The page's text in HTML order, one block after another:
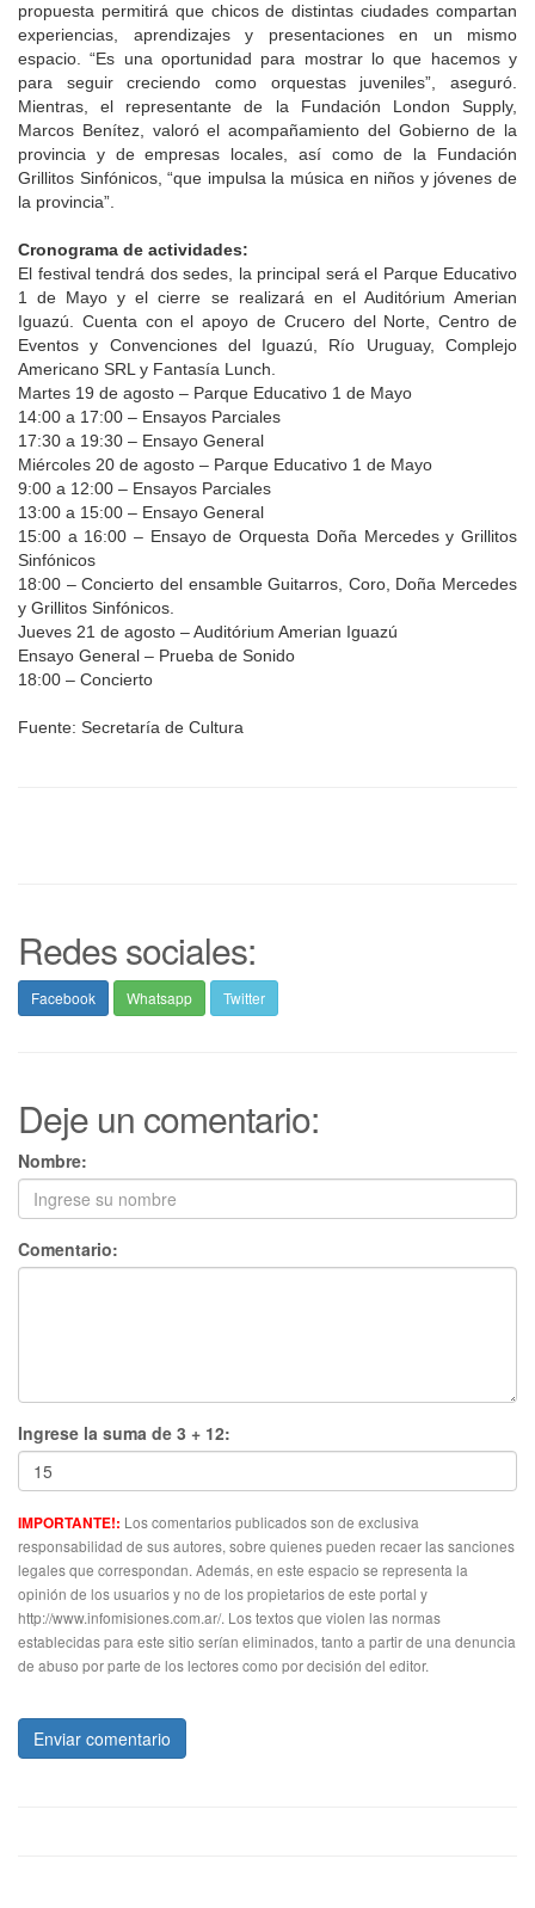
propuesta permitirá que chicos de distintas ciudades compartan
experiencias, aprendizajes y presentaciones en un mismo
espacio. “Es una oportunidad para mostrar lo que hacemos y
para seguir creciendo como orquestas juveniles”, aseguró.
Mientras, el representante de la Fundación London Supply,
Marcos Benítez, valoró el acompañamiento del Gobierno de la
provincia y de empresas locales, así como de la Fundación
Grillitos Sinfónicos, “que impulsa la música en niños y jóvenes de
la provincia”.
Cronograma de actividades:
El festival tendrá dos sedes, la principal será el Parque Educativo
1 de Mayo y el cierre se realizará en el Auditórium Amerian
Iguazú. Cuenta con el apoyo de Crucero del Norte, Centro de
Eventos y Convenciones del Iguazú, Río Uruguay, Complejo
Americano SRL y Fantasía Lunch.
Martes 19 de agosto – Parque Educativo 1 de Mayo
14:00 a 17:00 – Ensayos Parciales
17:30 a 19:30 – Ensayo General
Miércoles 20 de agosto – Parque Educativo 1 de Mayo
9:00 a 12:00 – Ensayos Parciales
13:00 a 15:00 – Ensayo General
15:00 a 16:00 – Ensayo de Orquesta Doña Mercedes y Grillitos
Sinfónicos
18:00 – Concierto del ensamble Guitarros, Coro, Doña Mercedes
y Grillitos Sinfónicos.
Jueves 21 de agosto – Auditórium Amerian Iguazú
Ensayo General – Prueba de Sonido
18:00 – Concierto
Fuente: Secretaría de Cultura
Redes sociales:
Facebook Whatsapp Twitter
Deje un comentario:
Nombre:
Comentario:
Ingrese la suma de 3 + 12:
IMPORTANTE!: Los comentarios publicados son de exclusiva
responsabilidad de sus autores, sobre quienes pueden recaer las sanciones
legales que correspondan. Además, en este espacio se representa la
opinión de los usuarios y no de los propietarios de este portal y
http://www.infomisiones.com.ar/. Los textos que violen las normas
establecidas para este sitio serían eliminados, tanto a partir de una denuncia
de abuso por parte de los lectores como por decisión del editor.
Enviar comentario